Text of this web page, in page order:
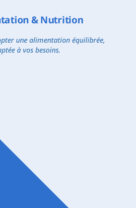
& Nutrition
une alimentation équilibrée,
à vos besoins.